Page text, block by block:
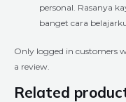
personal. Rasanya
banget cara
Only logged in customers
a review.
Related